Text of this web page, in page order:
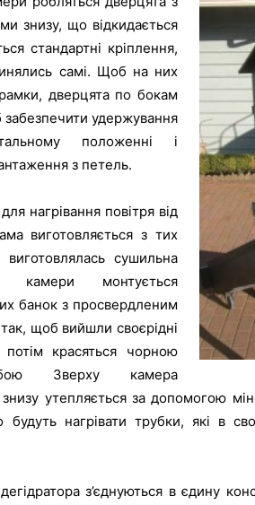
знизу, що відкидається
стандартні кріплення,
самі. Щоб на них
дверцята по бокам
удержування
положенні і
з петель.
нагрівання повітря від
виготовляється з тих
сушильна
камери монтується
банок з просвердленим
щоб вийшли своєрідні
потім красяться чорною
Зверху камера
утепляється за допомогою
нагрівати трубки, які в
з’єднуються в єдину